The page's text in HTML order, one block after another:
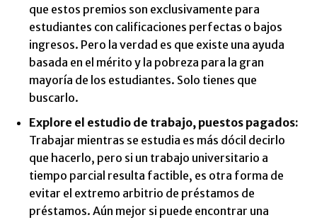
que estos premios son exclusivamente para
estudiantes con calificaciones perfectas o bajos
ingresos. Pero la verdad es que existe una ayuda
basada en el mérito y la pobreza para la gran
mayoría de los estudiantes. Solo tienes que
buscarlo.
Explore el estudio de trabajo, puestos pagados:
Trabajar mientras se estudia es más dócil decirlo
que hacerlo, pero si un trabajo universitario a
tiempo parcial resulta factible, es otra forma de
evitar el extremo arbitrio de préstamos de
préstamos. Aún mejor si puede encontrar una